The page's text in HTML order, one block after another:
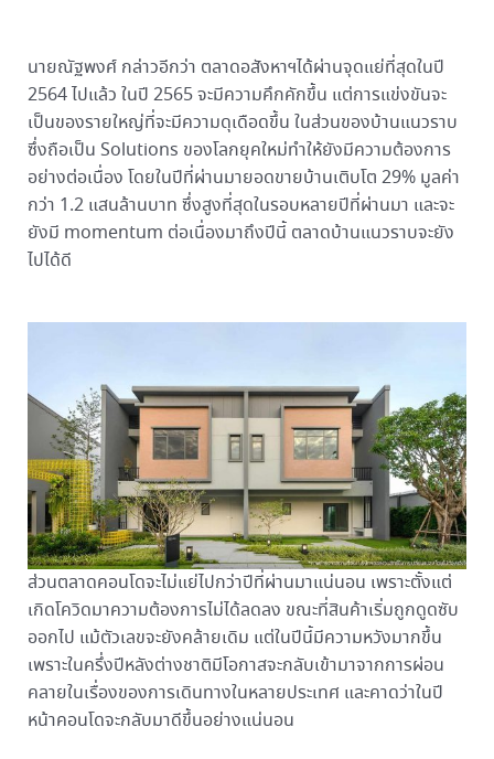
นายณัฐพงศ์ กล่าวอีกว่า ตลาดอสังหาฯได้ผ่านจุดแย่ที่สุดในปี
2564 ไปแล้ว ในปี 2565 จะมีความคึกคักขึ้น แต่การแข่งขันจะ
เป็นของรายใหญ่ที่จะมีความดุเดือดขึ้น ในส่วนของบ้านแนวราบ
ซึ่งถือเป็น Solutions ของโลกยุคใหม่ทำให้ยังมีความต้องการ
อย่างต่อเนื่อง โดยในปีที่ผ่านมายอดขายบ้านเติบโต 29% มูลค่า
กว่า 1.2 แสนล้านบาท ซึ่งสูงที่สุดในรอบหลายปีที่ผ่านมา และจะ
ยังมี momentum ต่อเนื่องมาถึงปีนี้ ตลาดบ้านแนวราบจะยัง
ไปได้ดี
ส่วนตลาดคอนโดจะไม่แย่ไปกว่าปีที่ผ่านมาแน่นอน เพราะตั้งแต่
เกิดโควิดมาความต้องการไม่ได้ลดลง ขณะที่สินค้าเริ่มถูกดูดซับ
ออกไป แม้ตัวเลขจะยังคล้ายเดิม แต่ในปีนี้มีความหวังมากขึ้น
เพราะในครึ่งปีหลังต่างชาติมีโอกาสจะกลับเข้ามาจากการผ่อน
คลายในเรื่องของการเดินทางในหลายประเทศ และคาดว่าในปี
หน้าคอนโดจะกลับมาดีขึ้นอย่างแน่นอน